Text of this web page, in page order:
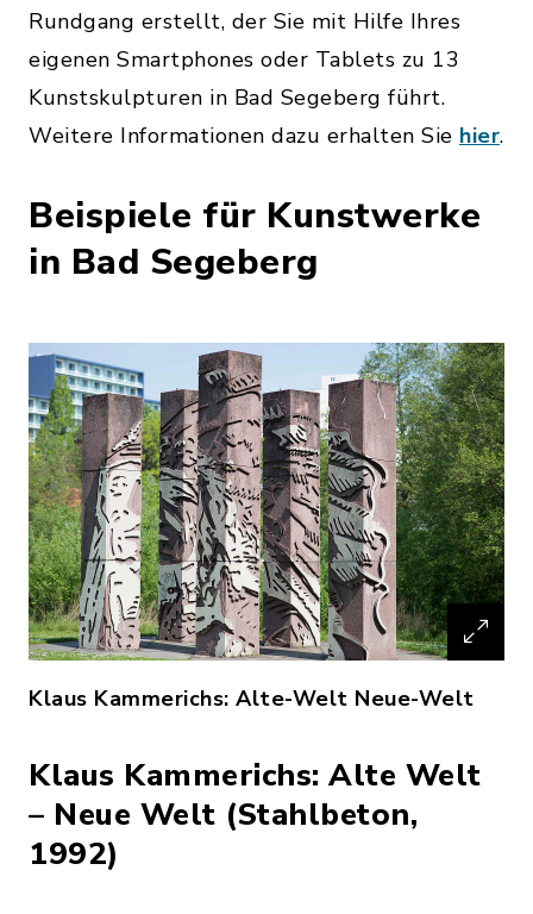
Rundgang erstellt, der Sie mit Hilfe Ihres
eigenen Smartphones oder Tablets zu 13
Kunstskulpturen in Bad Segeberg führt.
Weitere Informationen dazu erhalten Sie hier.
Beispiele für Kunstwerke
in Bad Segeberg
Klaus Kammerichs: Alte-Welt Neue-Welt
Klaus Kammerichs: Alte Welt
– Neue Welt (Stahlbeton,
1992)